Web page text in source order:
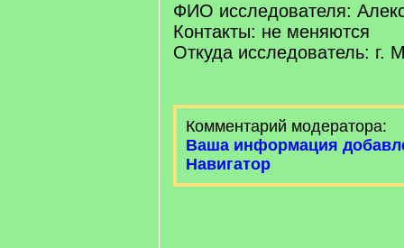
ФИО исследователя:
Контакты: не меняются
Откуда исследователь: г.
Комментарий модератора:
Ваша информация
Навигатор